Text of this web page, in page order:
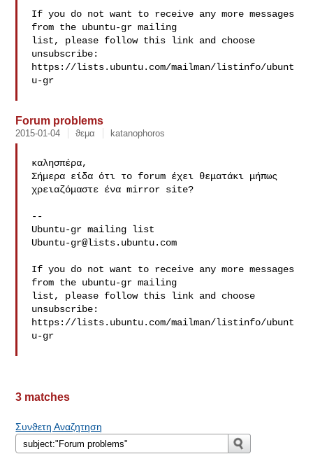
If you do not want to receive any more messages
from the ubuntu-gr mailing
list, please follow this link and choose
unsubscribe:
https://lists.ubuntu.com/mailman/listinfo/ubunt
u-gr
Forum problems
2015-01-04 ϑεμα katanophoros
καλησπέρα,
Σήμερα είδα ότι το forum έχει θεματάκι μήπως
χρειαζόμαστε ένα mirror site?
--
Ubuntu-gr@lists.ubuntu.com
If you do not want to receive any more messages
from the ubuntu-gr mailing
list, please follow this link and choose
unsubscribe:
https://lists.ubuntu.com/mailman/listinfo/ubunt
u-gr
3 matches
Συνϑετη Αναζητηση